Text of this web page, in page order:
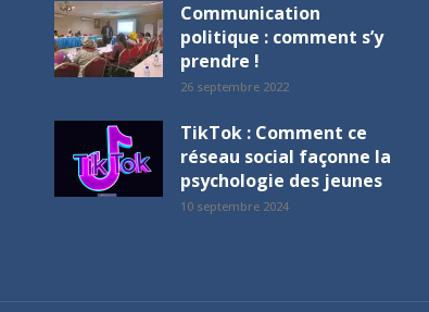
Communication
politique : comment s’y
prendre !
26 septembre 2022
TikTok : Comment ce
réseau social façonne la
psychologie des jeunes
10 septembre 2024